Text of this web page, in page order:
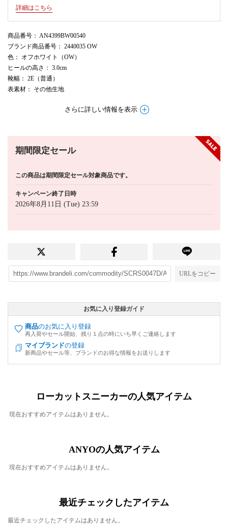
詳細はこちら
商品番号 ： AN4399BW00540
ブランド商品番号 ： 2440035 OW
色 ： オフホワイト（OW）
ヒールの高さ ： 3.0cm
靴幅 ： 2E（普通）
表素材 ： その他生地
さらに詳しい情報を表示
期間限定セール
この商品は期間限定セール対象商品です。
キャンペーン終了日時
2026年8月11日 (Tue) 23:59
URLをコピー
お気に入り登録ガイド
商品のお気に入り登録
再入荷やセール開始、残り１点の時にいち早くご連絡します
マイブランドの登録
新商品やセール等、ブランドのお得な情報をお送りします
ローカットスニーカーの人気アイテム
現在おすすめアイテムはありません。
ANYOの人気アイテム
現在おすすめアイテムはありません。
最近チェックしたアイテム
最近チェックしたアイテムはありません。